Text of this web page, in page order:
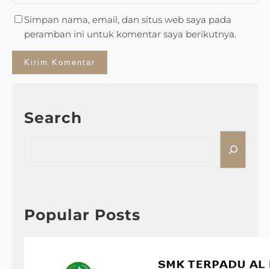
Simpan nama, email, dan situs web saya pada
peramban ini untuk komentar saya berikutnya.
Search
h
Popular Posts